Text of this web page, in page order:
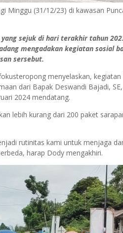
Minggu (31/12/23) di kawasan
yang sejuk di hari terakhir tahun
mengadakan kegiatan sosial
sersebut.
menyelaskan, kegiatan
dari Bapak Deswandi Bajadi,
2024 mendatang.
lebih kurang dari 200 paket
rutinitas kami untuk menjaga
harap Dody mengakhiri.